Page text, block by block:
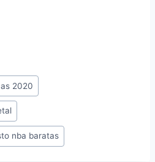
2020
nba baratas